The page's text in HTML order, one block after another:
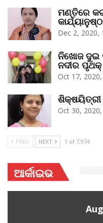
ମଣ୍ତିରେ
Dec 2, 2020,
ନିଖୋଜ ଦୁଇ
ନଦୀର
Oct 17,
ଶିକ୍ଷୟିତ୍ରୀ
Oct 30,
PREV NEXT 1 of 7,974
ଆର୍କାଇଭ